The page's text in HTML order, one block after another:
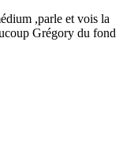
,parle et vois la
Grégory du fond